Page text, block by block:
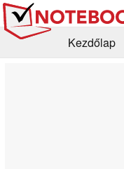
Kezdőlap